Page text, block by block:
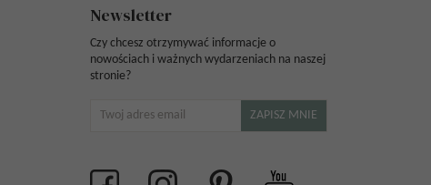
Newsletter
Czy chcesz otrzymywać informacje o
nowościach i ważnych wydarzeniach na naszej
stronie?